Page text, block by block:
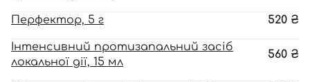
Перфектор, 5 г 520 ₴
Інтенсивний протизапальний засіб
локальної дії, 15 мл
560 ₴